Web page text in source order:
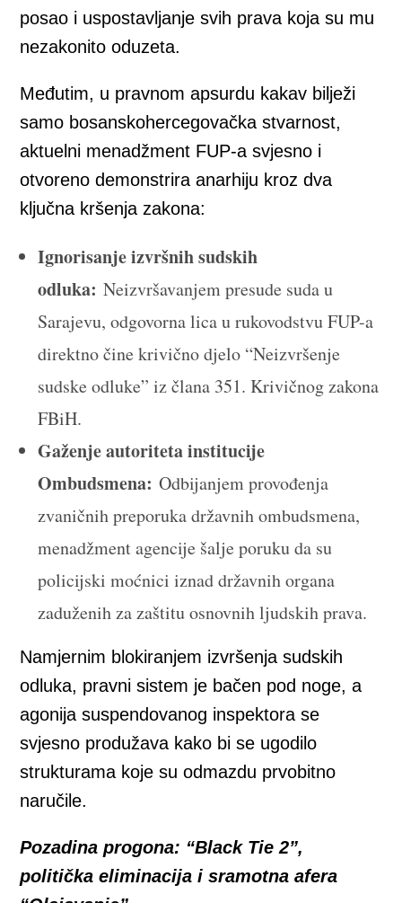
posao i uspostavljanje svih prava koja su mu
nezakonito oduzeta.
Međutim, u pravnom apsurdu kakav bilježi
samo bosanskohercegovačka stvarnost,
aktuelni menadžment FUP-a svjesno i
otvoreno demonstrira anarhiju kroz dva
ključna kršenja zakona:
Ignorisanje izvršnih sudskih
odluka: Neizvršavanjem presude suda u
Sarajevu, odgovorna lica u rukovodstvu FUP-a
direktno čine krivično djelo “Neizvršenje
sudske odluke” iz člana 351. Krivičnog zakona
FBiH.
Gaženje autoriteta institucije
Ombudsmena: Odbijanjem provođenja
zvaničnih preporuka državnih ombudsmena,
menadžment agencije šalje poruku da su
policijski moćnici iznad državnih organa
zaduženih za zaštitu osnovnih ljudskih prava.
Namjernim blokiranjem izvršenja sudskih
odluka, pravni sistem je bačen pod noge, a
agonija suspendovanog inspektora se
svjesno produžava kako bi se ugodilo
strukturama koje su odmazdu prvobitno
naručile.
Pozadina progona: “Black Tie 2”,
politička eliminacija i sramotna afera